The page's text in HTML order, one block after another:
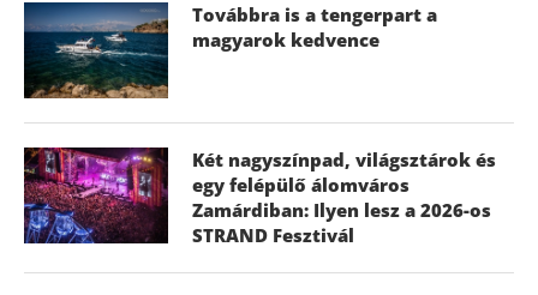
Továbbra is a tengerpart a
magyarok kedvence
Két nagyszínpad, világsztárok és
egy felépülő álomváros
Zamárdiban: Ilyen lesz a 2026-os
STRAND Fesztivál